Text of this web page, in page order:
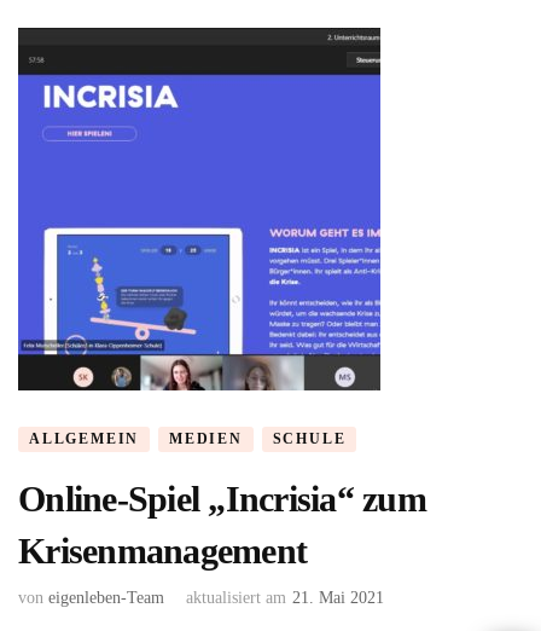
ALLGEMEIN MEDIEN SCHULE
Online-Spiel „Incrisia“ zum
Krisenmanagement
von eigenleben-Team aktualisiert am 21. Mai 2021